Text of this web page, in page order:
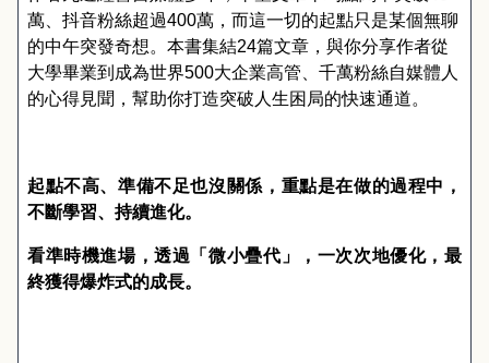
萬、抖音粉絲超過400萬，而這一切的起點只是某個無聊
的中午突發奇想。本書集結24篇文章，與你分享作者從
大學畢業到成為世界500大企業高管、千萬粉絲自媒體人
的心得見聞，幫助你打造突破人生困局的快速通道。
起點不高、準備不足也沒關係，重點是在做的過程中，
不斷學習、持續進化。
看準時機進場，透過 「微小疊代 」
，一次次地優化，最
終獲得爆炸式的成長。